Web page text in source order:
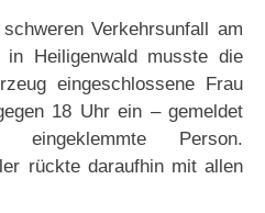
Verkehrsunfall am
in Heiligenwald musste die
eingeschlossene Frau
18 Uhr ein – gemeldet
Person.
rückte daraufhin mit allen